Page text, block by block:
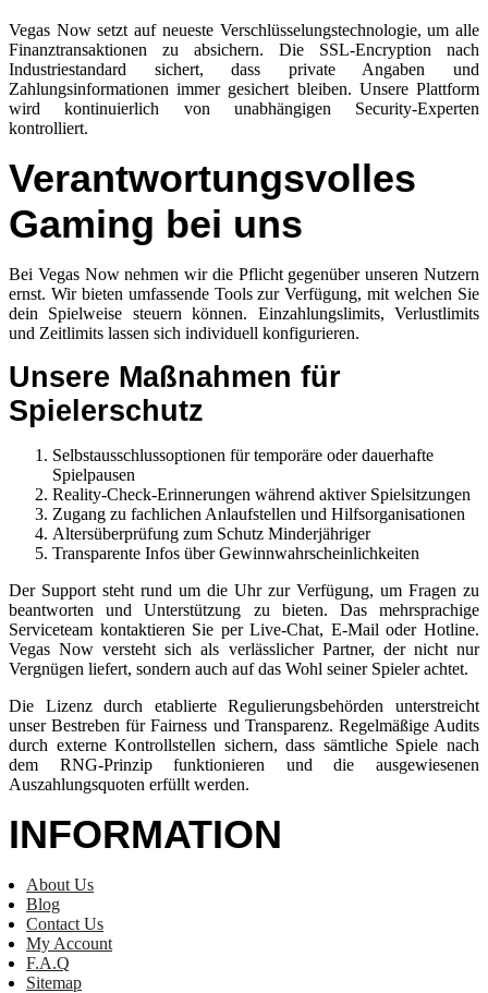
Vegas Now setzt auf neueste Verschlüsselungstechnologie, um alle
Finanztransaktionen zu absichern. Die SSL-Encryption nach
Industriestandard sichert, dass private Angaben und
Zahlungsinformationen immer gesichert bleiben. Unsere Plattform
wird kontinuierlich von unabhängigen Security-Experten
kontrolliert.
Verantwortungsvolles
Gaming bei uns
Bei Vegas Now nehmen wir die Pflicht gegenüber unseren Nutzern
ernst. Wir bieten umfassende Tools zur Verfügung, mit welchen Sie
dein Spielweise steuern können. Einzahlungslimits, Verlustlimits
und Zeitlimits lassen sich individuell konfigurieren.
Unsere Maßnahmen für
Spielerschutz
Selbstausschlussoptionen für temporäre oder dauerhafte
Spielpausen
Reality-Check-Erinnerungen während aktiver Spielsitzungen
Zugang zu fachlichen Anlaufstellen und Hilfsorganisationen
Altersüberprüfung zum Schutz Minderjähriger
Transparente Infos über Gewinnwahrscheinlichkeiten
Der Support steht rund um die Uhr zur Verfügung, um Fragen zu
beantworten und Unterstützung zu bieten. Das mehrsprachige
Serviceteam kontaktieren Sie per Live-Chat, E-Mail oder Hotline.
Vegas Now versteht sich als verlässlicher Partner, der nicht nur
Vergnügen liefert, sondern auch auf das Wohl seiner Spieler achtet.
Die Lizenz durch etablierte Regulierungsbehörden unterstreicht
unser Bestreben für Fairness und Transparenz. Regelmäßige Audits
durch externe Kontrollstellen sichern, dass sämtliche Spiele nach
dem RNG-Prinzip funktionieren und die ausgewiesenen
Auszahlungsquoten erfüllt werden.
INFORMATION
About Us
Blog
Contact Us
My Account
F.A.Q
Sitemap